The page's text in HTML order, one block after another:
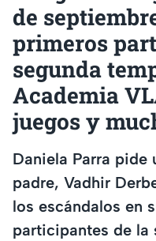
de
primeros
segunda
Academia
juegos y
Daniela Parra pide
padre, Vadhir
los escándalos en
participantes de la